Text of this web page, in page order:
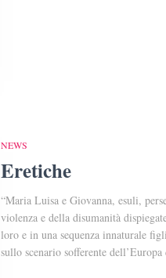
NEWS
Eretiche
“Maria Luisa e Giovanna, esuli,
violenza e della disumanità
loro e in una sequenza innaturale
sullo scenario sofferente